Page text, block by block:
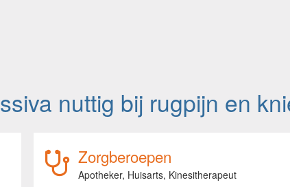
nuttig bij rugpijn en
Zorgberoepen
Apotheker, Huisarts, Kinesitherapeut